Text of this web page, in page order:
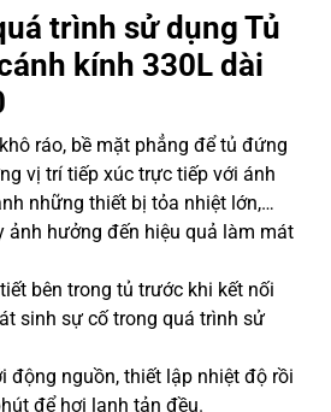
trình sử dụng Tủ
kính 330L dài
ráo, bề mặt phẳng để tủ đứng
vị trí tiếp xúc trực tiếp với ánh
những thiết bị tỏa nhiệt lớn,…
ảnh hưởng đến hiệu quả làm mát
bên trong tủ trước khi kết nối
sinh sự cố trong quá trình sử
động nguồn, thiết lập nhiệt độ rồi
để hơi lạnh tản đều.